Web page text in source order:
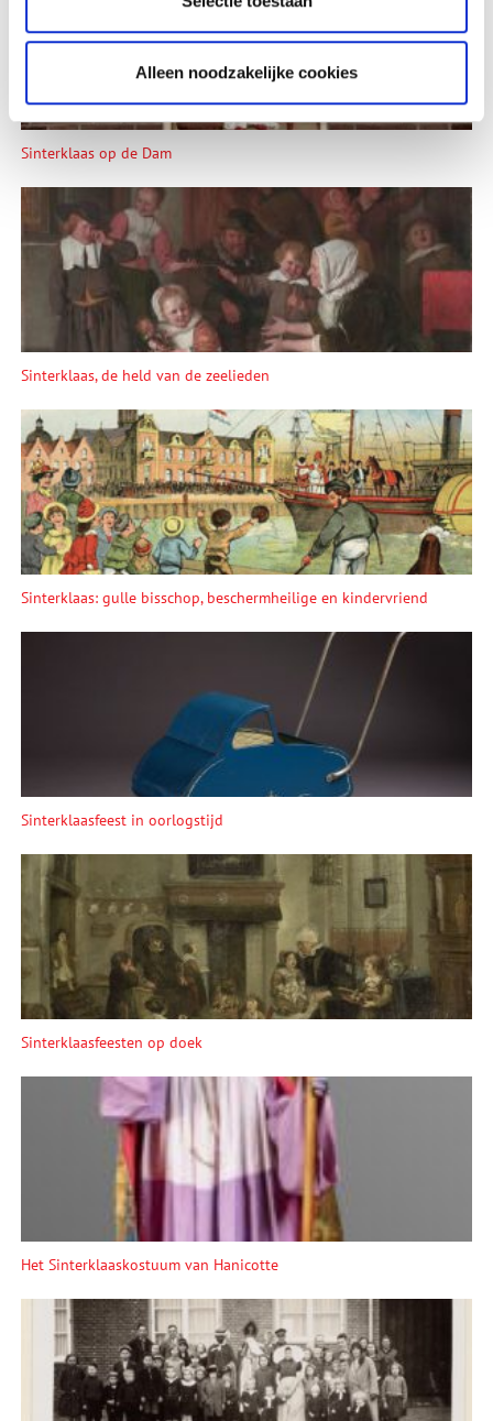
Alleen noodzakelijke cookies
Sinterklaas op de Dam
Sinterklaas, de held van de zeelieden
Sinterklaas: gulle bisschop, beschermheilige en kindervriend
Sinterklaasfeest in oorlogstijd
Sinterklaasfeesten op doek
Het Sinterklaaskostuum van Hanicotte